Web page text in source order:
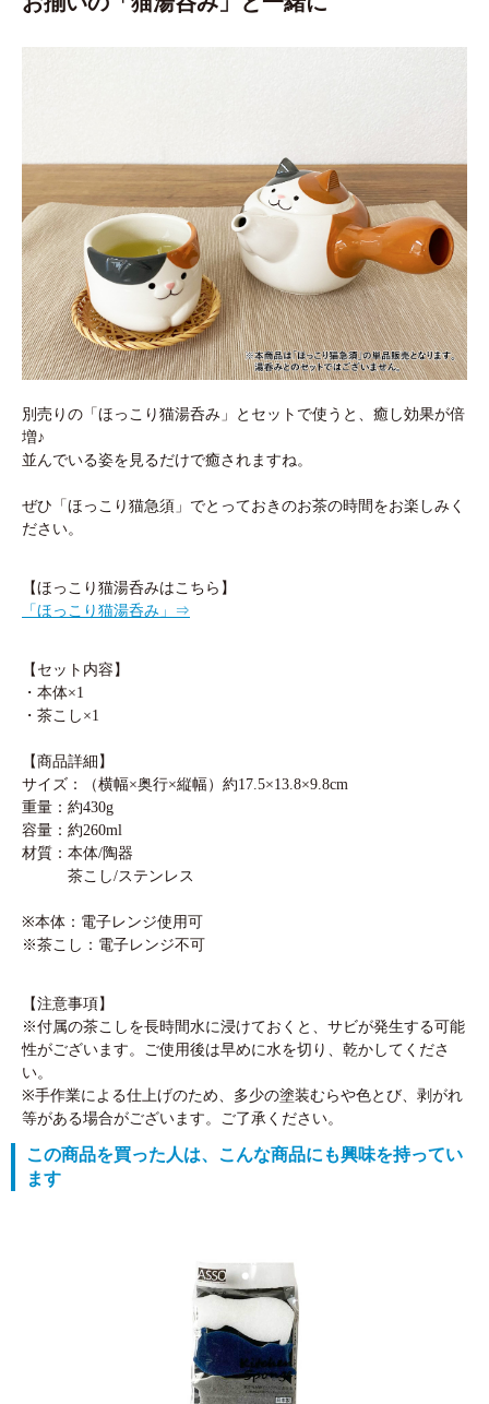
別売りの「ほっこり猫湯呑み」とセットで使うと、癒し効果が倍
増♪
並んでいる姿を見るだけで癒されますね。
ぜひ「ほっこり猫急須」でとっておきのお茶の時間をお楽しみく
ださい。
【ほっこり猫湯呑みはこちら】
「ほっこり猫湯呑み」⇒
【セット内容】
・本体×1
・茶こし×1
【商品詳細】
サイズ：（横幅×奥行×縦幅）約17.5×13.8×9.8cm
重量：約430g
容量：約260ml
材質：本体/陶器
茶こし/ステンレス
※本体：電子レンジ使用可
※茶こし：電子レンジ不可
【注意事項】
※付属の茶こしを長時間水に浸けておくと、サビが発生する可能
性がございます。ご使用後は早めに水を切り、乾かしてくださ
い。
※手作業による仕上げのため、多少の塗装むらや色とび、剥がれ
等がある場合がございます。ご了承ください。
この商品を買った人は、こんな商品にも興味を持ってい
ます